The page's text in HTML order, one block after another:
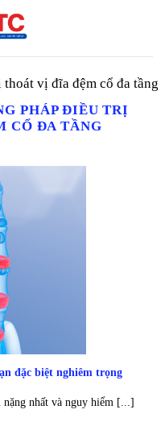
vị đĩa đệm cổ đa tầng
PHÁP ĐIỀU TRỊ
CỔ ĐA TẦNG
đặc biệt nghiêm trọng
nhất và nguy hiểm [...]